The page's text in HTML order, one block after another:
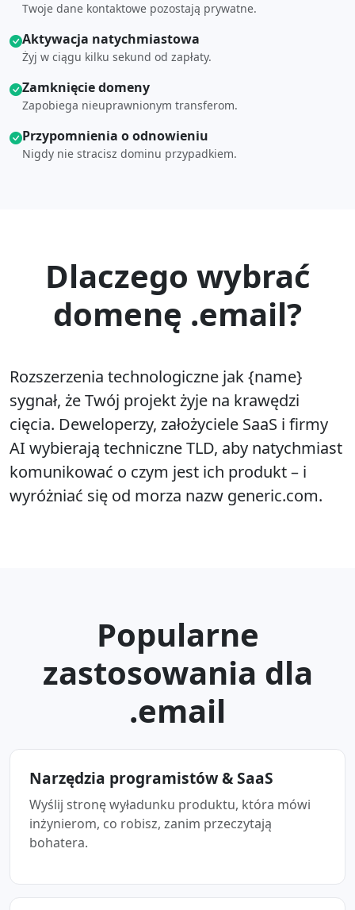
Twoje dane kontaktowe pozostają prywatne.
Aktywacja natychmiastowa
Żyj w ciągu kilku sekund od zapłaty.
Zamknięcie domeny
Zapobiega nieuprawnionym transferom.
Przypomnienia o odnowieniu
Nigdy nie stracisz dominu przypadkiem.
Dlaczego wybrać
domenę .email?
Rozszerzenia technologiczne jak {name}
sygnał, że Twój projekt żyje na krawędzi
cięcia. Deweloperzy, założyciele SaaS i firmy
AI wybierają techniczne TLD, aby natychmiast
komunikować o czym jest ich produkt – i
wyróżniać się od morza nazw generic.com.
Popularne
zastosowania dla
.email
Narzędzia programistów & SaaS
Wyślij stronę wyładunku produktu, która mówi
inżynierom, co robisz, zanim przeczytają
bohatera.